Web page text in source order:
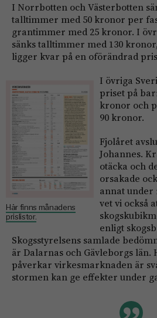
I Norrbotten och Västerbotten
talltimmer med 50 kronor per
grantimmer med 25 kronor. I
sänks talltimmer med 130
ligger kvar på en oförändrad
Här finns månadens
prislistor.
I övriga
priset på
kronor och
90 kronor.
Fjolåret
Johannes.
otäcka och
orsakade
annat under
vet vi också
enligt
Skogsstyrelsens samlade
är Dalarnas och Gävleborgs län.
påverkar virkesmarknaden är
stormen kan ge effekter under